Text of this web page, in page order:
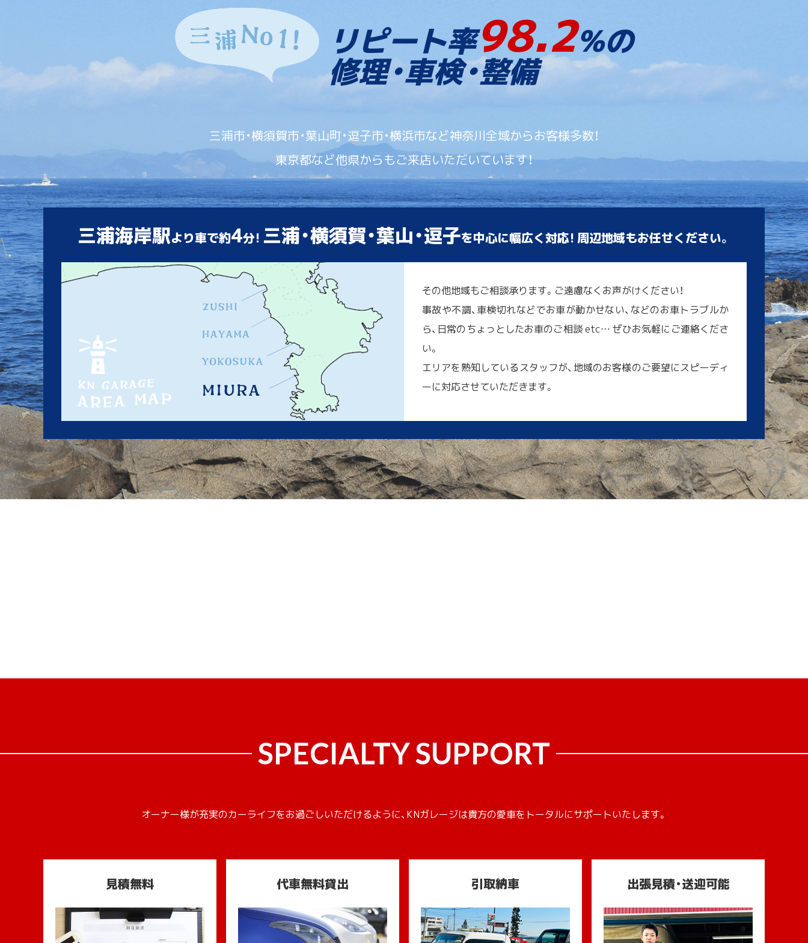
リピート率98.2%の
修理・車検・整備
三浦市・横須賀市・葉山町・逗子市・横浜市など神奈川全域からお客様多数！
東京都など他県からもご来店いただいています！
三浦海岸駅より車で約4分! 三浦・横須賀・葉山・逗子を中心に幅広く対応! 周辺地域もお任せください。
その他地域もご相談承ります。ご遠慮なくお声がけください！
事故や不調、車検切れなどでお車が動かせない、などのお車トラブルか
ら、日常のちょっとしたお車のご相談 etc… ぜひお気軽にご連絡くださ
い。
エリアを熟知しているスタッフが、地域のお客様のご要望にスピーディ
ーに対応させていただきます。
SPECIALTY SUPPORT
オーナー様が充実のカーライフをお過ごしいただけるように、KNガレージは貴方の愛車をトータルにサポートいたします。
見積無料 代車無料貸出 引取納車 出張見積・送迎可能